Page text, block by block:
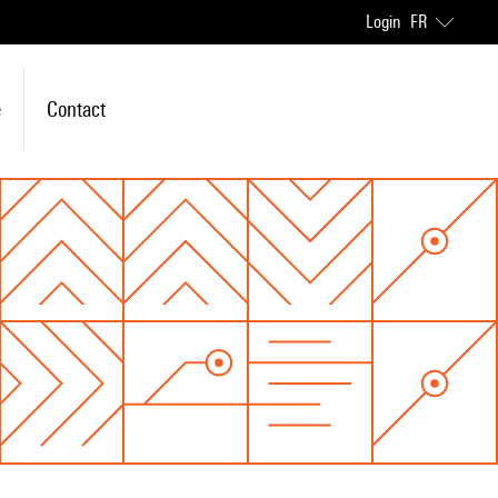
Login FR
Contact